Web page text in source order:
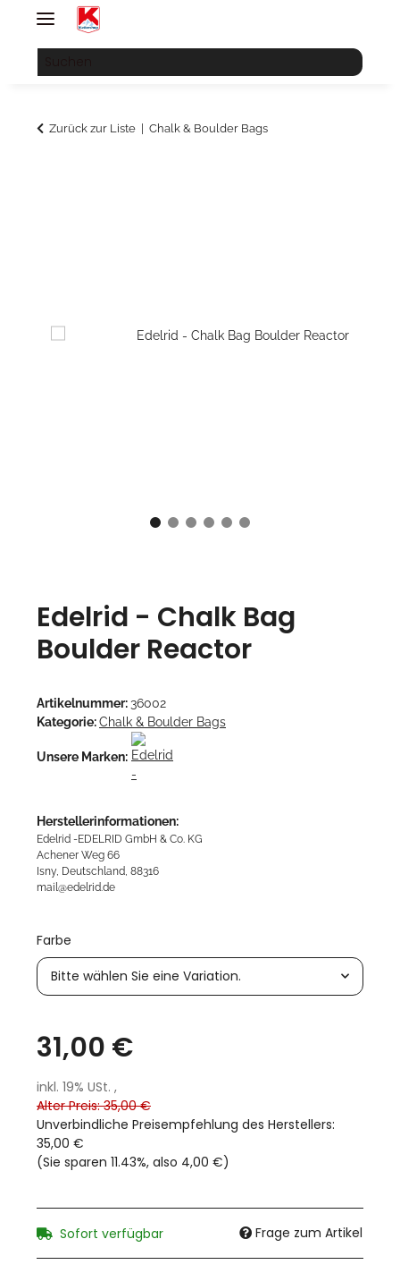
Zurück zur Liste Chalk & Boulder Bags
Edelrid - Chalk Bag
Boulder Reactor
Artikelnummer:36002
Kategorie:Chalk & Boulder Bags
Unsere Marken:
Herstellerinformationen:
Edelrid -EDELRID GmbH & Co. KG
Achener Weg 66
Isny, Deutschland, 88316
mail@edelrid.de
Farbe
Bitte wählen Sie eine Variation.
31,00 €
inkl. 19% USt. ,
Alter Preis: 35,00 €
Unverbindliche Preisempfehlung des Herstellers:
35,00 €
(Sie sparen 11.43%, also 4,00 €)
Sofort verfügbar Frage zum Artikel